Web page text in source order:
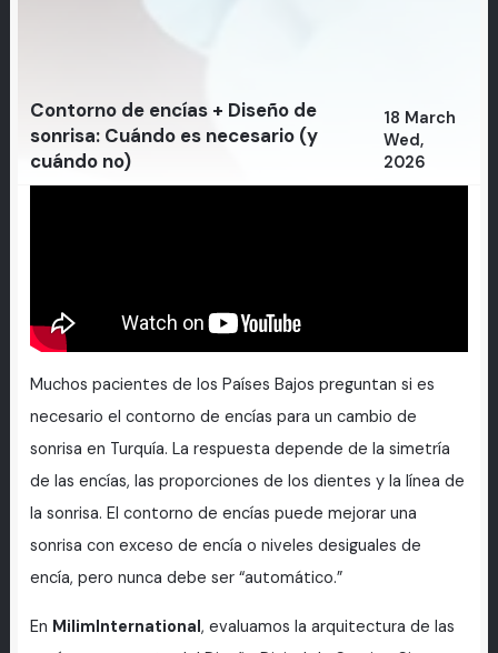
Contorno de encías + Diseño de
sonrisa: Cuándo es necesario (y
cuándo no)
18 March
Wed,
2026
Muchos pacientes de los Países Bajos preguntan si es
necesario el contorno de encías para un cambio de
sonrisa en Turquía. La respuesta depende de la simetría
de las encías, las proporciones de los dientes y la línea de
la sonrisa. El contorno de encías puede mejorar una
sonrisa con exceso de encía o niveles desiguales de
encía, pero nunca debe ser “automático.”
En MilimInternational, evaluamos la arquitectura de las